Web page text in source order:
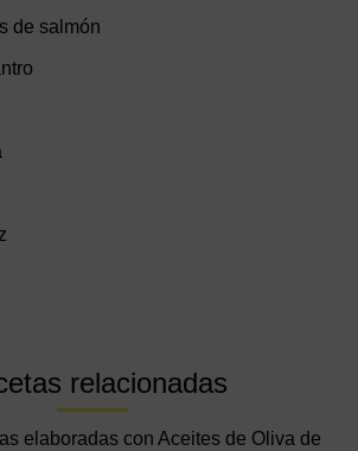
de salmón
relacionadas
elaboradas con Aceites de Oliva de